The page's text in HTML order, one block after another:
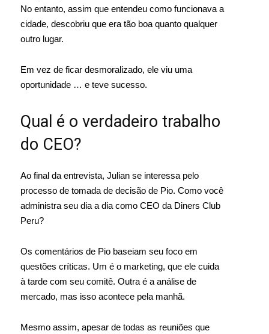
No entanto, assim que entendeu como funcionava a
cidade, descobriu que era tão boa quanto qualquer
outro lugar.
Em vez de ficar desmoralizado, ele viu uma
oportunidade … e teve sucesso.
Qual é o verdadeiro trabalho
do CEO?
Ao final da entrevista, Julian se interessa pelo
processo de tomada de decisão de Pio. Como você
administra seu dia a dia como CEO da Diners Club
Peru?
Os comentários de Pio baseiam seu foco em
questões críticas. Um é o marketing, que ele cuida
à tarde com seu comitê. Outra é a análise de
mercado, mas isso acontece pela manhã.
Mesmo assim, apesar de todas as reuniões que